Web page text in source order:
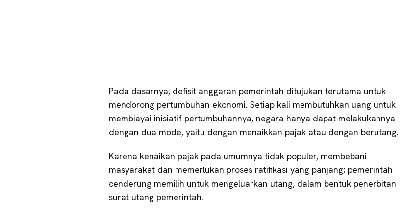
Pada dasarnya, defisit anggaran pemerintah ditujukan terutama untuk
mendorong pertumbuhan ekonomi. Setiap kali membutuhkan uang untuk
membiayai inisiatif pertumbuhannya, negara hanya dapat melakukannya
dengan dua mode, yaitu dengan menaikkan pajak atau dengan berutang.
Karena kenaikan pajak pada umumnya tidak populer, membebani
masyarakat dan memerlukan proses ratifikasi yang panjang; pemerintah
cenderung memilih untuk mengeluarkan utang, dalam bentuk penerbitan
surat utang pemerintah.